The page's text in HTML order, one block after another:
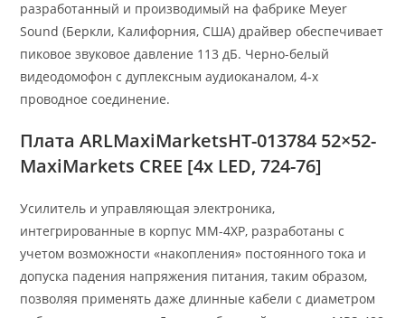
разработанный и производимый на фабрике Meyer
Sound (Беркли, Калифорния, США) драйвер обеспечивает
пиковое звуковое давление 113 дБ. Черно-белый
видеодомофон с дуплексным аудиоканалом, 4-х
проводное соединение.
Плата ARLMaxiMarketsHT-013784 52×52-
MaxiMarkets CREE [4x LED, 724-76]
Усилитель и управляющая электроника,
интегрированные в корпус МM-4ХP, разработаны с
учетом возможности «накопления» постоянного тока и
допуска падения напряжения питания, таким образом,
позволяя применять даже длинные кабели с диаметром